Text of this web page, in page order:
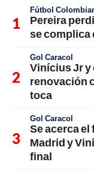
Fútbol
Pereira
se complica
Gol Caracol
Vinícius Jr y
renovación
toca
Gol Caracol
Se acerca el
Madrid y
final